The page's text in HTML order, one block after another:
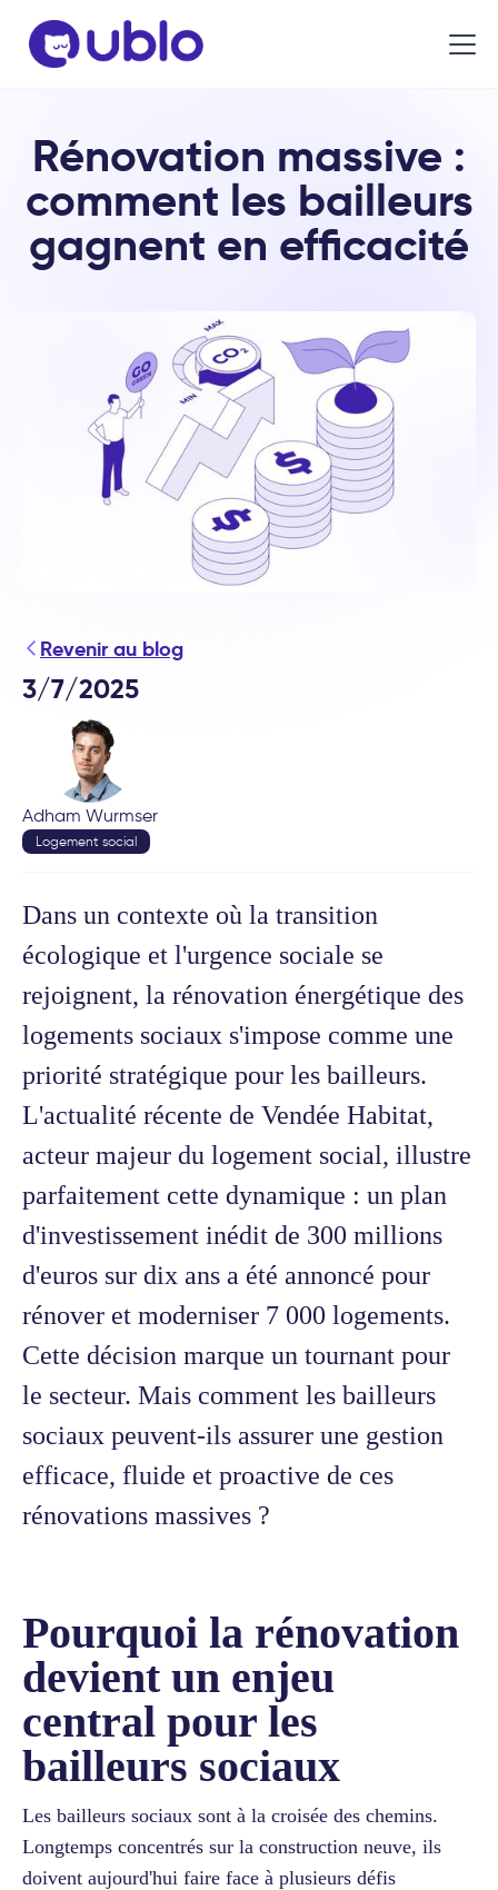
Rénovation massive :
comment les bailleurs
gagnent en efficacité
Revenir au blog
3/7/2025
Adham Wurmser
Logement social
Dans un contexte où la transition
écologique et l'urgence sociale se
rejoignent, la rénovation énergétique des
logements sociaux s'impose comme une
priorité stratégique pour les bailleurs.
L'actualité récente de Vendée Habitat,
acteur majeur du logement social, illustre
parfaitement cette dynamique : un plan
d'investissement inédit de 300 millions
d'euros sur dix ans a été annoncé pour
rénover et moderniser 7 000 logements.
Cette décision marque un tournant pour
le secteur. Mais comment les bailleurs
sociaux peuvent-ils assurer une gestion
efficace, fluide et proactive de ces
rénovations massives ?
Pourquoi la rénovation
devient un enjeu
central pour les
bailleurs sociaux
Les bailleurs sociaux sont à la croisée des chemins.
Longtemps concentrés sur la construction neuve, ils
doivent aujourd'hui faire face à plusieurs défis